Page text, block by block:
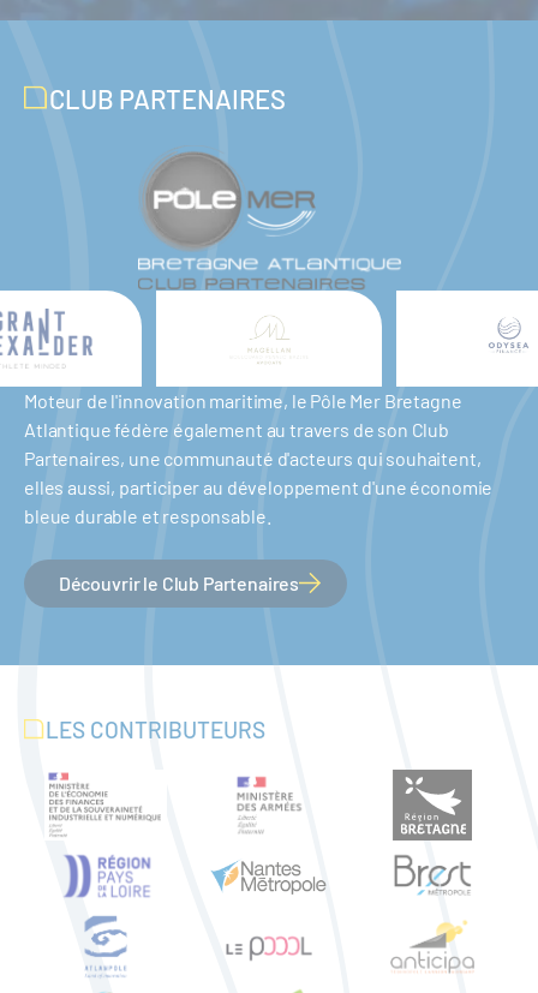
CLUB PARTENAIRES
Moteur de l'innovation maritime, le Pôle Mer Bretagne
Atlantique fédère également au travers de son Club
Partenaires, une communauté d'acteurs qui souhaitent,
elles aussi, participer au développement d'une économie
bleue durable et responsable.
Découvrir le Club Partenaires
LES CONTRIBUTEURS